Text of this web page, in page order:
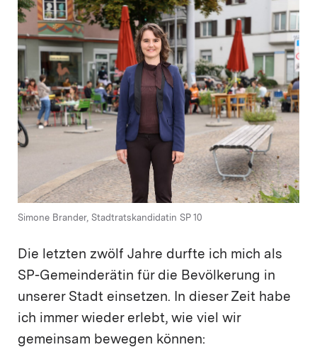
Simone Brander, Stadtratskandidatin SP 10
Die letzten zwölf Jahre durfte ich mich als
SP-Gemeinderätin für die Bevölkerung in
unserer Stadt einsetzen. In dieser Zeit habe
ich immer wieder erlebt, wie viel wir
gemeinsam bewegen können: